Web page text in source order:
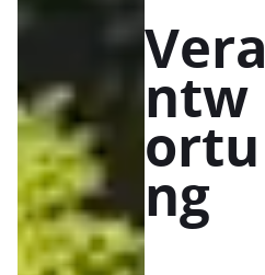
Vera
ntw
ortu
ng